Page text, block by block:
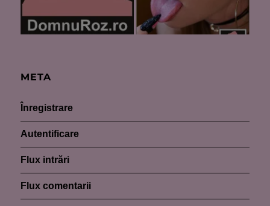
META
Înregistrare
Autentificare
Flux intrări
Flux comentarii